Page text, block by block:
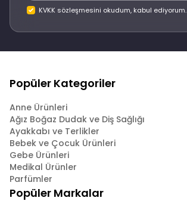
KVKK sözleşmesini okudum, kabul ediyorum.
Popüler Kategoriler
Anne Ürünleri
Ağız Boğaz Dudak ve Diş Sağlığı
Ayakkabı ve Terlikler
Bebek ve Çocuk Ürünleri
Gebe Ürünleri
Medikal Ürünler
Parfümler
Popüler Markalar